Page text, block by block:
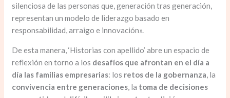
silenciosa de las personas que, generación tras generación,
representan un modelo de liderazgo basado en
responsabilidad, arraigo e innovación».
De esta manera, ‘Historias con apellido’ abre un espacio de
reflexión en torno a los desafíos que afrontan en el día a
día las familias empresarias: los retos de la gobernanza, la
convivencia entre generaciones, la toma de decisiones